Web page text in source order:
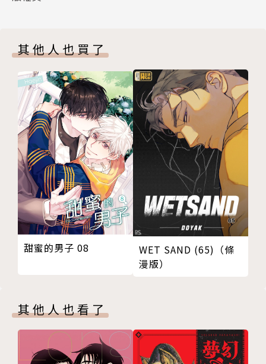
其他人也買了
甜蜜的男子 08
WET SAND (65)（條
漫版）
其他人也看了